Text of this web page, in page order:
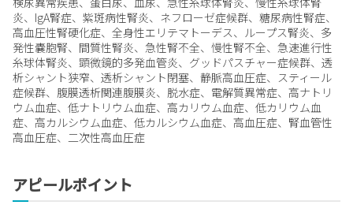
炎、IgA腎症、紫斑病性腎炎、ネフローゼ症候群、糖尿病性腎症、
高血圧性腎硬化症、全身性エリテマトーデス、ループス腎炎、多
発性嚢胞腎、間質性腎炎、急性腎不全、慢性腎不全、急速進行性
糸球体腎炎、顕微鏡的多発血管炎、グッドパスチャー症候群、透
析シャント狭窄、透析シャント閉塞、静脈高血圧症、スティール
症候群、腹膜透析関連腹膜炎、脱水症、電解質異常症、高ナトリ
ウム血症、低ナトリウム血症、高カリウム血症、低カリウム血
症、高カルシウム血症、低カルシウム血症、高血圧症、腎血管性
高血圧症、二次性高血圧症
アピールポイント